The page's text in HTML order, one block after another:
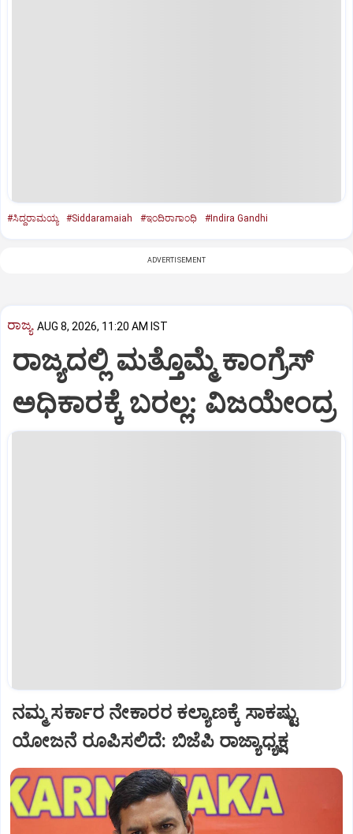
#ಸಿದ್ದರಾಮಯ್ಯ #Siddaramaiah #ಇಂದಿರಾಗಾಂಧಿ #Indira Gandhi
ADVERTISEMENT
ರಾಜ್ಯ AUG 8, 2026, 11:20 AM IST
ರಾಜ್ಯದಲ್ಲಿ ಮತ್ತೊಮ್ಮೆ ಕಾಂಗ್ರೆಸ್‌
ಅಧಿಕಾರಕ್ಕೆ ಬರಲ್ಲ: ವಿಜಯೇಂದ್ರ
ನಮ್ಮ ಸರ್ಕಾರ ನೇಕಾರರ ಕಲ್ಯಾಣಕ್ಕೆ ಸಾಕಷ್ಟು
ಯೋಜನೆ ರೂಪಿಸಲಿದೆ: ಬಿಜೆಪಿ ರಾಜ್ಯಾಧ್ಯಕ್ಷ